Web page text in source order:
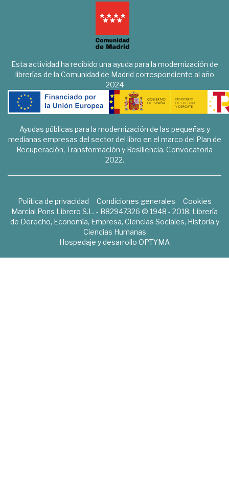
Esta actividad ha recibido una ayuda para la modernización de
librerías de la Comunidad de Madrid correspondiente al año
2024
Ayudas públicas para la modernización de las pequeñas y
medianas empresas del sector del libro en el marco del Plan de
Recuperación, Transformación y Resiliencia. Convocatoria
2022.
Política de privacidad Condiciones generales
Cookies
Marcial Pons Librero S.L. - B82947326 © 1948 - 2018. Librería
de Derecho, Economía, Empresa, Ciencias Sociales, Historia y
Ciencias Humanas
Hospedaje y desarrollo OPTYMA